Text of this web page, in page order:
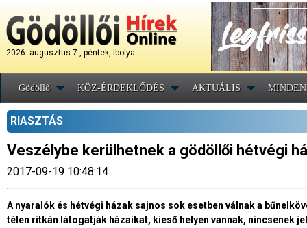
2026. augusztus 7., péntek, Ibolya
Gödöllő KÖZ-ÉRDEKLŐDÉS AKTUÁLIS
RIASZTÁS
Veszélybe kerülhetnek a gödöllői hétvégi
2017-09-19 10:48:14
A nyaralók és hétvégi házak sajnos sok esetben válnak a
télen ritkán látogatják házaikat, kieső helyen vannak, nincsenek